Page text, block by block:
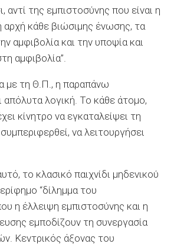
αντί της εμπιστοσύνης που είναι η
αρχή κάθε βιώσιμης ένωσης, τα
αμφιβολία και την υποψία και
αμφιβολία”.
με τη Θ.Π., η παραπάνω
απόλυτα λογική. Το κάθε άτομο,
κίνητρο να εγκαταλείψει τη
να λειτουργήσει
το κλασικό παιχνίδι μηδενικού
“δίλημμα του
η έλλειψη εμπιστοσύνης και η
εμποδίζουν τη συνεργασία
Κεντρικός άξονας του